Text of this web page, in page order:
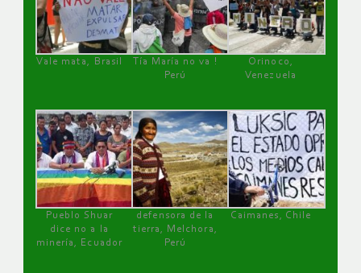
Vale mata, Brasil
Tía María no va !
Perú
Orinoco,
Venezuela
Pueblo Shuar
dice no a la
minería, Ecuador
defensora de la
tierra, Melchora,
Perú
Caimanes, Chile